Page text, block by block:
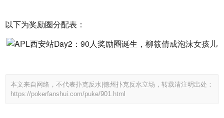
以下为奖励圈分配表：
本文来自网络，不代表扑克反水|德州扑克反水立场，转载请注明出处：
https://pokerfanshui.com/puke/901.html